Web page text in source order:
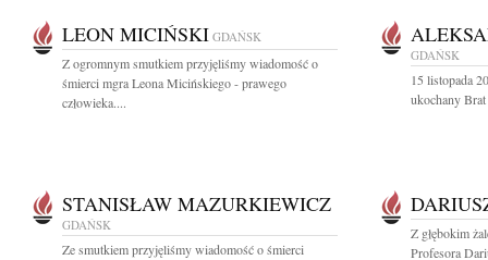
LEON MICIŃSKI GDAŃSK
Z ogromnym smutkiem przyjęliśmy wiadomość o
śmierci mgra Leona Micińskiego - prawego
człowieka....
GDAŃSK
15 listopada
ukochany
STANISŁAW MAZURKIEWICZ
GDAŃSK
Ze smutkiem przyjęliśmy wiadomość o śmierci
Z głębokim
Profesora